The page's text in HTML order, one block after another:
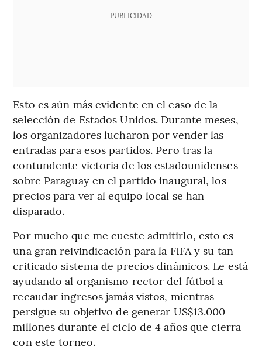
PUBLICIDAD
Esto es aún más evidente en el caso de la
selección de Estados Unidos. Durante meses,
los organizadores lucharon por vender las
entradas para esos partidos. Pero tras la
contundente victoria de los estadounidenses
sobre Paraguay en el partido inaugural, los
precios para ver al equipo local se han
disparado.
Por mucho que me cueste admitirlo, esto es
una gran reivindicación para la FIFA y su tan
criticado sistema de precios dinámicos. Le está
ayudando al organismo rector del fútbol a
recaudar ingresos jamás vistos, mientras
persigue su objetivo de generar US$13.000
millones durante el ciclo de 4 años que cierra
con este torneo.